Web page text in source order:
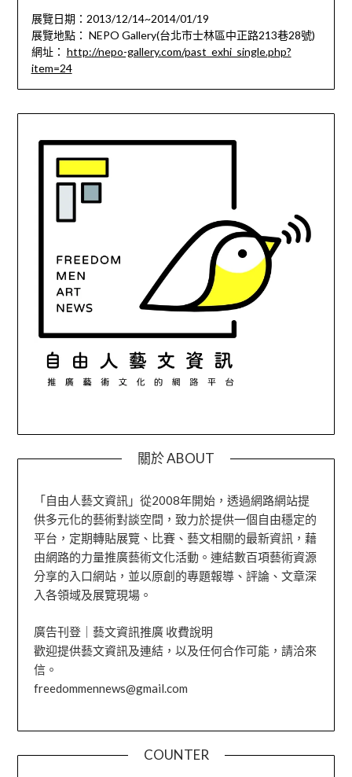
展覽日期：2013/12/14~2014/01/19
展覽地點： NEPO Gallery(台北市士林區中正路213巷28號)
網址： http://nepo-gallery.com/past_exhi_single.php?
item=24
關於 ABOUT
「自由人藝文資訊」從2008年開始，透過網路網站提
供多元化的藝術對談空間，致力於提供一個自由穩定的
平台，定期轉貼展覽、比賽、藝文相關的最新資訊，藉
由網路的力量推廣藝術文化活動。連結數百項藝術資源
分享的入口網站，並以原創的專題報導、評論、文章深
入各領域及展覽現場。
廣告刊登｜藝文資訊推廣 收費說明
歡迎提供藝文資訊及連結，以及任何合作可能，請洽來
信。
freedommennews@gmail.com
COUNTER